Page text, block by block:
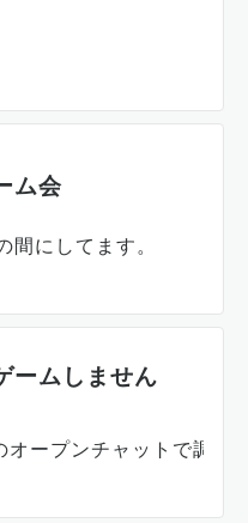
ム会
にしてます。
ームしません
ープンチャットで調整